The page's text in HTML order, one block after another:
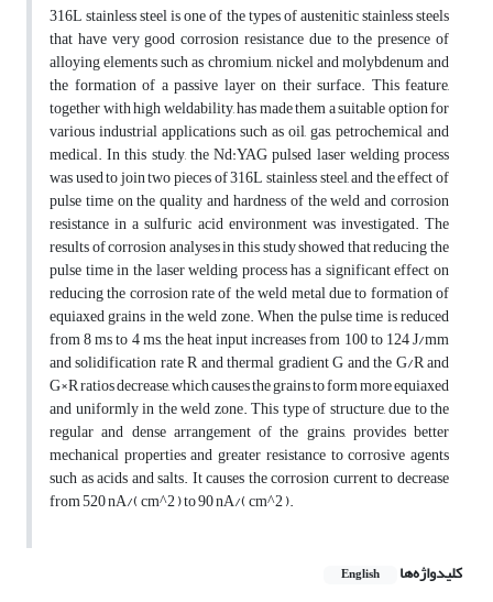
316L stainless steel is one of the types of austenitic stainless steels
that have very good corrosion resistance due to the presence of
alloying elements such as chromium, nickel and molybdenum and
the formation of a passive layer on their surface. This feature,
together with high weldability, has made them a suitable option for
various industrial applications such as oil, gas, petrochemical and
medical. In this study, the Nd:YAG pulsed laser welding process
was used to join two pieces of 316L stainless steel, and the effect of
pulse time on the quality and hardness of the weld and corrosion
resistance in a sulfuric acid environment was investigated. The
results of corrosion analyses in this study showed that reducing the
pulse time in the laser welding process has a significant effect on
reducing the corrosion rate of the weld metal due to formation of
equiaxed grains in the weld zone. When the pulse time is reduced
from 8 ms to 4 ms, the heat input increases from 100 to 124 J/mm
and solidification rate R and thermal gradient G and the G/R and
G×R ratios decrease, which causes the grains to form more equiaxed
and uniformly in the weld zone. This type of structure, due to the
regular and dense arrangement of the grains, provides better
mechanical properties and greater resistance to corrosive agents
such as acids and salts. It causes the corrosion current to decrease
from 520 nA/( cm^2 ) to 90 nA/( cm^2 ).
کلیدواژه‌ها English